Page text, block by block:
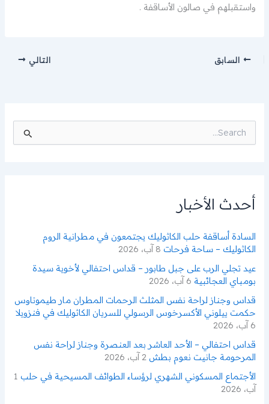
واستقبلهم في صالون الأساقفة .
السابق التالي
ن
أحدث الأخبار
السادة أساقفة حلب الكاثوليك يجتمعون في مطرانية الروم
الكاثوليك – ساحة فرحات 8 آب، 2026
عيد تجلي الرب على جبل طابور – قداس احتفالي لأخوية سيدة
بومباي العجائبية 6 آب، 2026
قداس وجناز لراحة نفس المثلث الرحمات المطران مار طيموتاوس
حكمت ييلوني الأكسرخوس الرسولي للسريان الكاثوليك في فنزويلا
6 آب، 2026
قداس احتفالي – الأحد العاشر بعد العنصرة وجناز لراحة نفس
المرحومة جانيت نعوم بطش 2 آب، 2026
الأجتماع المسكوني الشهري لرؤساء الطوائف المسيحية في حلب 1
آب، 2026